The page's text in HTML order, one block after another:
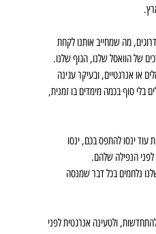
מה שמחייב אותנו לקחת
של הוואסל שלנו, הגוף שלנו.
או אנרגטיים, ובעיקר עגינה
בלי סוף בכמה מימדים בו זמנית,
עוד ינסו להתפס בכם, ינסו
לפני הנפילה שלהם.
נלחמים בכל דבר שמנסה
ולטעינה אנרגטית לפני